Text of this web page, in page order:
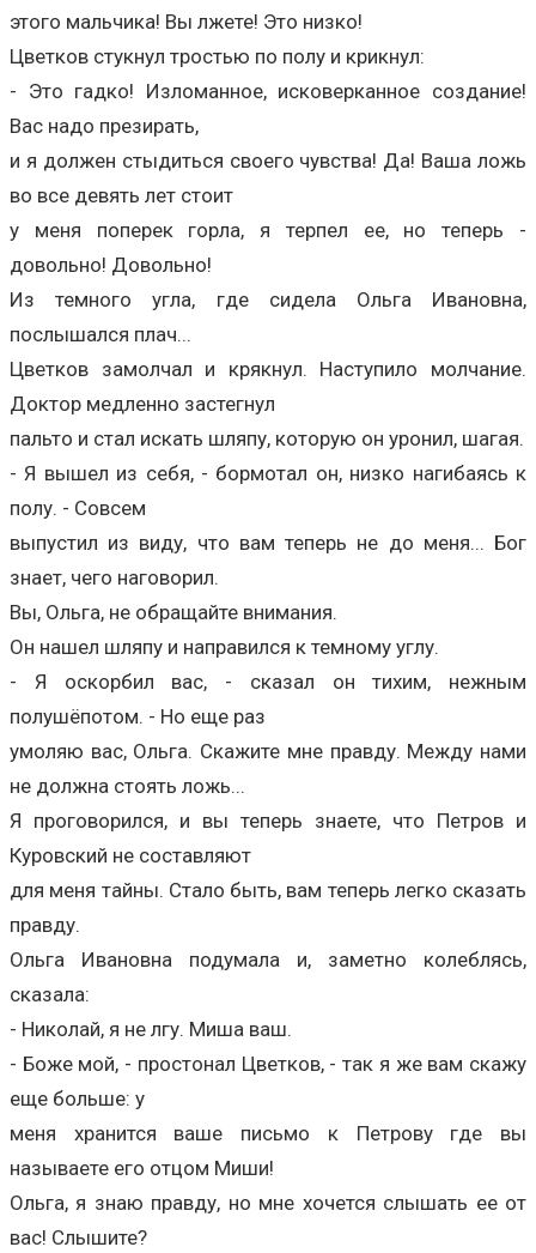
этого мальчика! Вы лжете! Это низко!
Цветков стукнул тростью по полу и крикнул:
- Это гадко! Изломанное, исковерканное создание!
Вас надо презирать,
и я должен стыдиться своего чувства! Да! Ваша ложь
во все девять лет стоит
у меня поперек горла, я терпел ее, но теперь -
довольно! Довольно!
Из темного угла, где сидела Ольга Ивановна,
послышался плач...
Цветков замолчал и крякнул. Наступило молчание.
Доктор медленно застегнул
пальто и стал искать шляпу, которую он уронил, шагая.
- Я вышел из себя, - бормотал он, низко нагибаясь к
полу. - Совсем
выпустил из виду, что вам теперь не до меня... Бог
знает, чего наговорил.
Вы, Ольга, не обращайте внимания.
Он нашел шляпу и направился к темному углу.
- Я оскорбил вас, - сказал он тихим, нежным
полушёпотом. - Но еще раз
умоляю вас, Ольга. Скажите мне правду. Между нами
не должна стоять ложь...
Я проговорился, и вы теперь знаете, что Петров и
Куровский не составляют
для меня тайны. Стало быть, вам теперь легко сказать
правду.
Ольга Ивановна подумала и, заметно колеблясь,
сказала:
- Николай, я не лгу. Миша ваш.
- Боже мой, - простонал Цветков, - так я же вам скажу
еще больше: у
меня хранится ваше письмо к Петрову где вы
называете его отцом Миши!
Ольга, я знаю правду, но мне хочется слышать ее от
вас! Слышите?